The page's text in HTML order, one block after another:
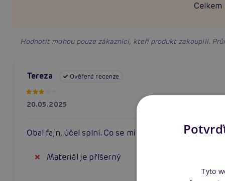
Hodnotit mohou pouze zákazníci, kteří produkt zakoupili.
Tereza Ověřená recenze
20.05.2025
Obal fajn, účel splní. Co se mi nelíbí je materiál.
Materiál je příšerný
Tyto